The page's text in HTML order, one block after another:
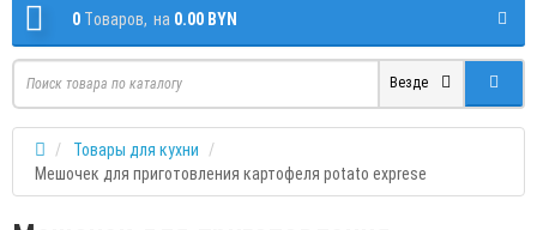
0 Tоваров, на 0.00 BYN
Везде
Товары для кухни
Мешочек для приготовления картофеля potato exprese